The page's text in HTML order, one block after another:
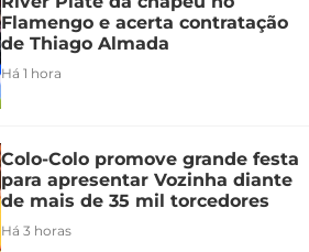
Flamengo e acerta contratação
de Thiago Almada
Há 1 hora
Colo-Colo promove grande festa
para apresentar Vozinha diante
de mais de 35 mil torcedores
Há 3 horas